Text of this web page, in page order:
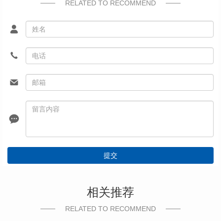
RELATED TO RECOMMEND
提交
相关推荐
RELATED TO RECOMMEND